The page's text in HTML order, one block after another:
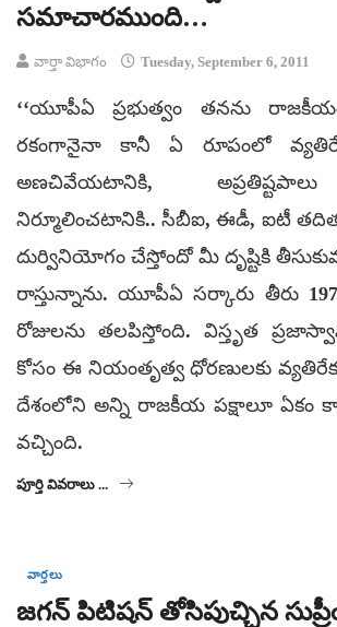
సమాచారముంది…
వార్తా విభాగం Tuesday, September 6, 2011
‘‘యూపీఏ ప్రభుత్వం తనను
రకంగానైనా కానీ ఏ రూపంలో
అణచివేయటానికి,
నిర్మూలించటానికి.. సీబీఐ, ఈడీ, ఐటీ
దుర్వినియోగం చేస్తోందో మీ దృష్టికి
రాస్తున్నాను. యూపీఏ సర్కారు తీరు
రోజులను తలపిస్తోంది. విస్తృత
కోసం ఈ నియంతృత్వ ధోరణులకు
దేశంలోని అన్ని రాజకీయ పక్షాలూ ఏకం
వచ్చింది.
పూర్తి వివరాలు ...
వార్తలు
జగన్ పిటిషన్ తోసిపుచ్చిన